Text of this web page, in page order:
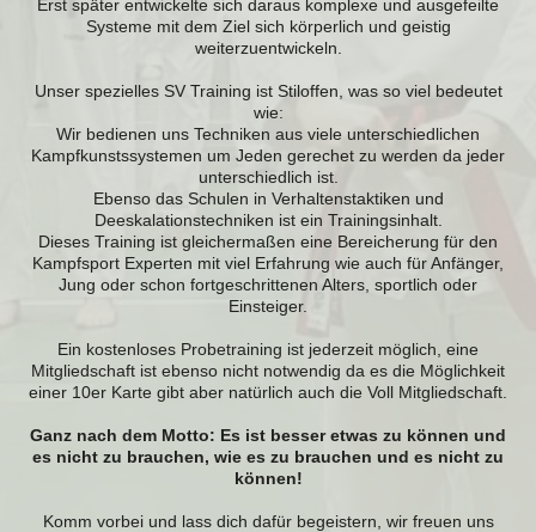
Erst später entwickelte sich daraus komplexe und ausgefeilte
Systeme mit dem Ziel sich körperlich und geistig
weiterzuentwickeln.
Unser spezielles SV Training ist Stiloffen, was so viel bedeutet
wie:
Wir bedienen uns Techniken aus viele unterschiedlichen
Kampfkunstssystemen um Jeden gerechet zu werden da jeder
unterschiedlich ist.
Ebenso das Schulen in Verhaltenstaktiken und
Deeskalationstechniken ist ein Trainingsinhalt.
Dieses Training ist gleichermaßen eine Bereicherung für den
Kampfsport Experten mit viel Erfahrung wie auch für Anfänger,
Jung oder schon fortgeschrittenen Alters, sportlich oder
Einsteiger.
Ein kostenloses Probetraining ist jederzeit möglich, eine
Mitgliedschaft ist ebenso nicht notwendig da es die Möglichkeit
einer 10er Karte gibt aber natürlich auch die Voll Mitgliedschaft.
Ganz nach dem Motto: Es ist besser etwas zu können und
es nicht zu brauchen, wie es zu brauchen und es nicht zu
können!
Komm vorbei und lass dich dafür begeistern, wir freuen uns